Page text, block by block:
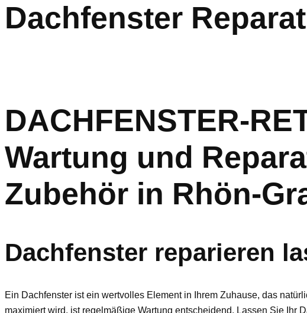
Dachfenster
DACHFENSTER-
Wartung und
Zubehör in Rhön-
Dachfenster reparieren
Ein Dachfenster ist ein wertvolles Element in Ihrem Zuhause, das
maximiert wird, ist regelmäßige Wartung entscheidend. Lassen Sie Ihr